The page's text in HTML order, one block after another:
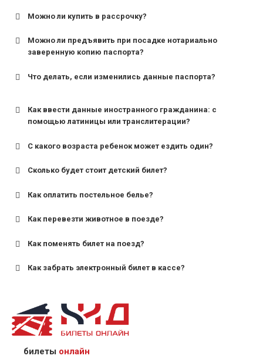
Можно ли купить в рассрочку?
Можно ли предъявить при посадке нотариально
заверенную копию паспорта?
Что делать, если изменились данные паспорта?
Как ввести данные иностранного гражданина: с
помощью латиницы или транслитерации?
С какого возраста ребенок может ездить один?
для поездов дальнего следования — от 10 лет и
для пригородных поездов — от 7 лет.
Сколько будет стоит детский билет?
Как оплатить постельное белье?
Как перевезти животное в поезде?
Как поменять билет на поезд?
Как забрать электронный билет в кассе?
назвав кассиру 14-значный номер заказа;
предъявив удостоверение личности пассажира, на
кого оформлен билет.
билеты онлайн